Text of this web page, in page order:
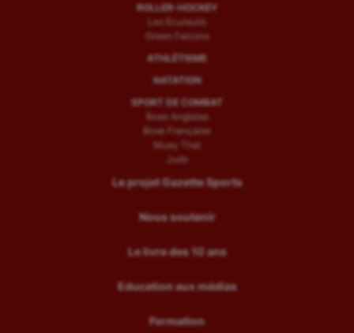
ROLLER-HOCKEY
Les Ecureuils
Green Falcons
ATHLÉTISME
NATATION
SPORT DE COMBAT
Boxe Anglaise
Boxe Française
Muay Thaï
Judo
Le projet Gazette Sports
Nous soutenir
Le livre des 10 ans
Education aux médias
Formation